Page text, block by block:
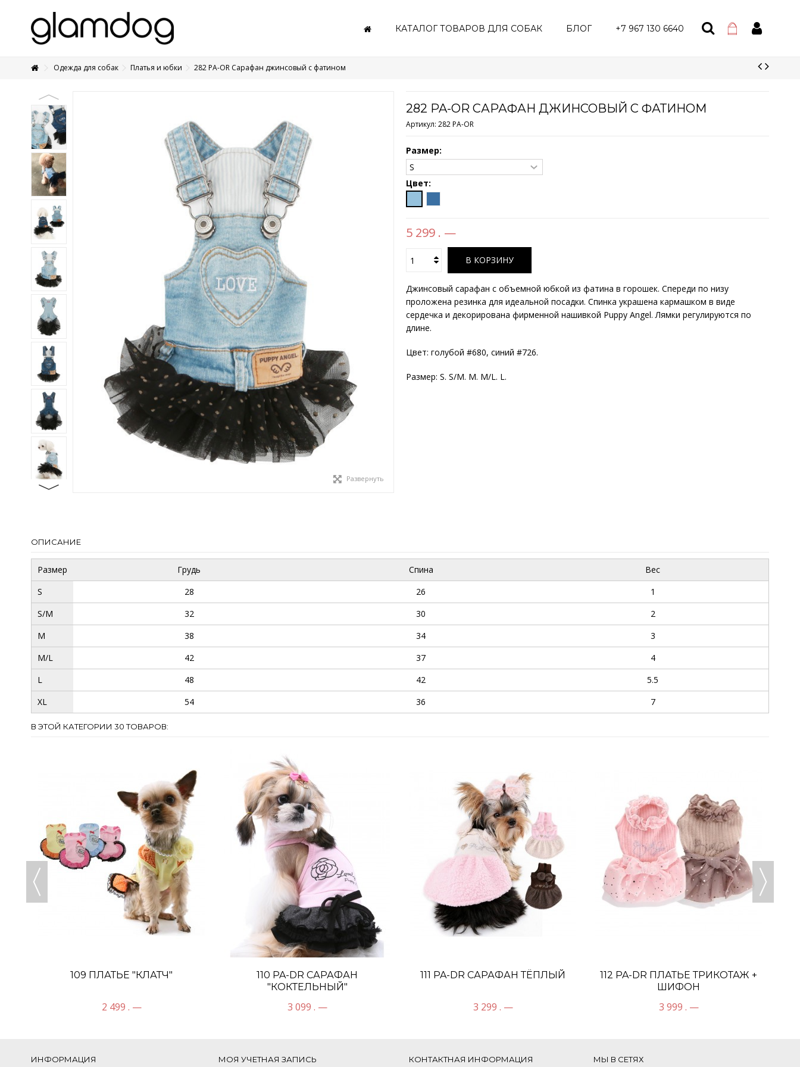
+7 495 1250410
КАТАЛОГ ТОВАРОВ ДЛЯ СОБАК БЛОГ +7 967 130 6640
Одежда для собак Платья и юбки 282 PA-OR Сарафан джинсовый с фатином
Развернуть
282 PA-OR САРАФАН ДЖИНСОВЫЙ С ФАТИНОМ
Артикул: 282 PA-OR
Размер:
Цвет:
5 299 . —
В КОРЗИНУ
Джинсовый сарафан с объемной юбкой из фатина в горошек. Спереди по низу
проложена резинка для идеальной посадки. Спинка украшена кармашком в виде
сердечка и декорирована фирменной нашивкой Puppy Angel. Лямки регулируются по
длине.
Цвет: голубой #680, синий #726.
Размер: S. S/M. M. M/L. L.
ОПИСАНИЕ
Размер Грудь Спина
Вес
S
28 26
1
S/M
32 30
2
M
38 34
3
M/L
42 37
4
L
48 42
5.5
XL
54 36 7
В ЭТОЙ КАТЕГОРИИ 30 ТОВАРОВ:
109 ПЛАТЬЕ "КЛАТЧ"
2 499 . —
110 PA-DR САРАФАН
"КОКТЕЛЬНЫЙ"
3 099 . —
111 PA-DR САРАФАН ТЁПЛЫЙ
3 299 . —
112 PA-DR ПЛАТЬЕ ТРИКОТАЖ +
ШИФОН
3 999 . —
ИНФОРМАЦИЯ МОЯ УЧЕТНАЯ ЗАПИСЬ КОНТАКТНАЯ ИНФОРМАЦИЯ МЫ В СЕТЯХ